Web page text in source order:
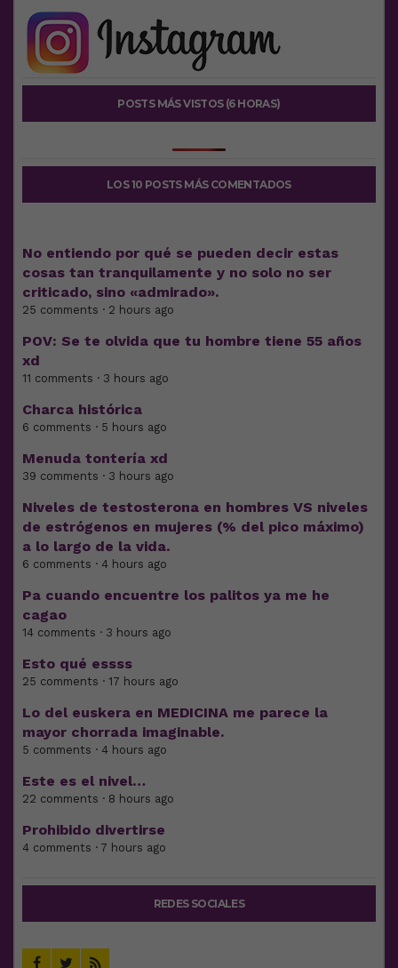
POSTS MÁS VISTOS (6 HORAS)
LOS 10 POSTS MÁS COMENTADOS
No entiendo por qué se pueden decir estas
cosas tan tranquilamente y no solo no ser
criticado, sino «admirado».
25 comments · 2 hours ago
POV: Se te olvida que tu hombre tiene 55 años
xd
11 comments · 3 hours ago
Charca histórica
6 comments · 5 hours ago
Menuda tontería xd
39 comments · 3 hours ago
Niveles de testosterona en hombres VS niveles
de estrógenos en mujeres (% del pico máximo)
a lo largo de la vida.
6 comments · 4 hours ago
Pa cuando encuentre los palitos ya me he
cagao
14 comments · 3 hours ago
Esto qué essss
25 comments · 17 hours ago
Lo del euskera en MEDICINA me parece la
mayor chorrada imaginable.
5 comments · 4 hours ago
Este es el nivel…
22 comments · 8 hours ago
Prohibido divertirse
4 comments · 7 hours ago
REDES SOCIALES